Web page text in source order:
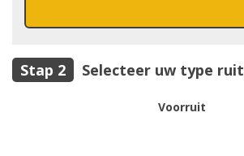
Selecteer uw type ruit
Voorruit